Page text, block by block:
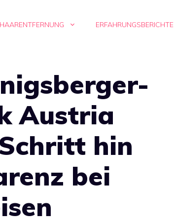
HAARENTFERNUNG ERFAHRUNGSBERICHTE
Austria
hin
bei